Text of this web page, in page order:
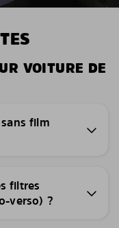
VOITURE DE
film
filtres
verso) ?